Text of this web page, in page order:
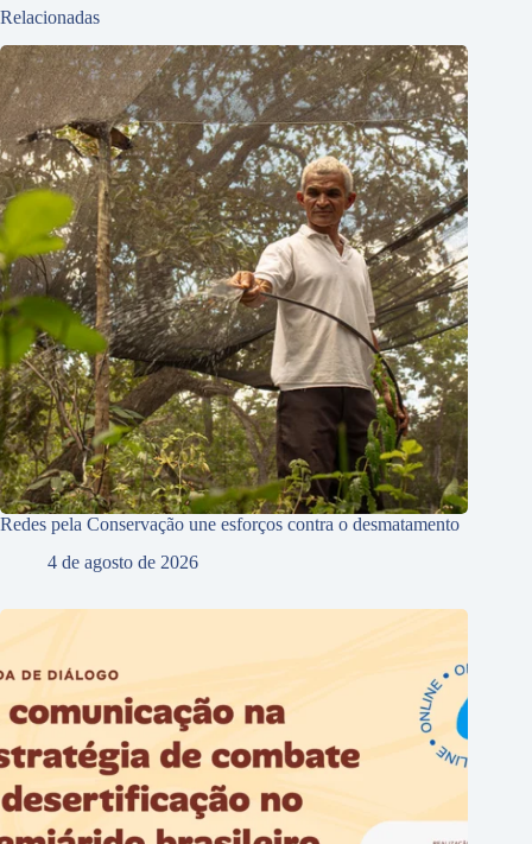
Relacionadas
Redes pela Conservação une esforços contra o desmatamento
4 de agosto de 2026